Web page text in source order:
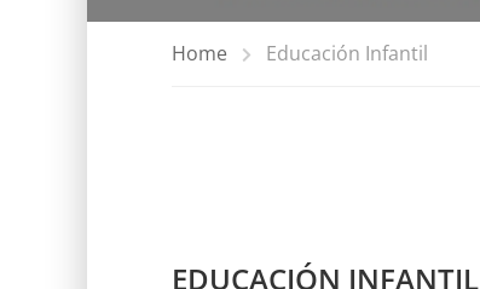
Home Educación Infantil
EDUCACIÓN INFANTIL